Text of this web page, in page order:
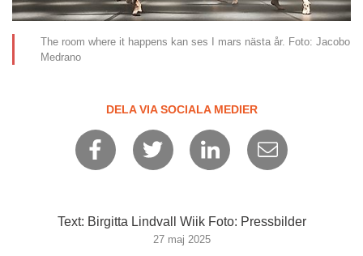
The room where it happens kan ses I mars nästa år. Foto: Jacobo
Medrano
DELA VIA SOCIALA MEDIER
Text: Birgitta Lindvall Wiik Foto: Pressbilder
27 maj 2025